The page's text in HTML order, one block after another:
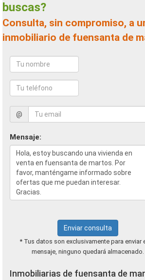
buscas?
Consulta, sin compromiso, a un agente
inmobiliario de fuensanta de
@
Mensaje:
Enviar consulta
* Tus datos son exclusivamente para enviar
mensaje, ninguno quedará almacenado.
Inmobiliarias de fuensanta de